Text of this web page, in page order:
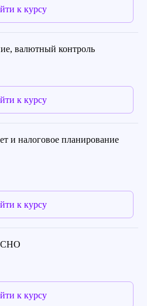
к курсу
валютный контроль
к курсу
и налоговое планирование
к курсу
к курсу